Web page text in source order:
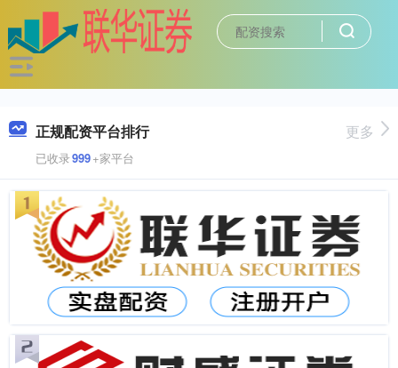
正规配资平台排行
已收录999+家平台
更多